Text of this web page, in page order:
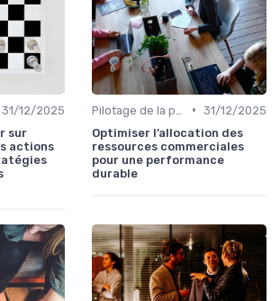
31/12/2025
sur
actions
• 31/12/2025
Optimiser l’allocation des
ressources commerciales
pour une performance
durable